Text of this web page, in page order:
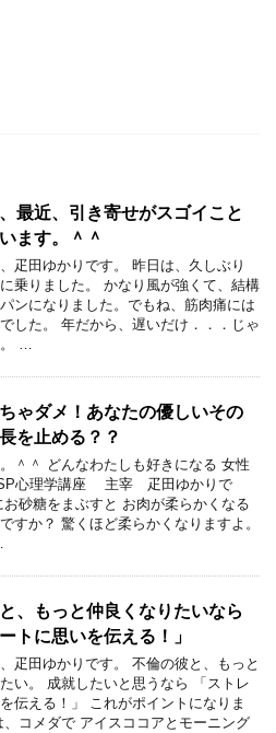
最近、引き寄せがスゴイこと
ます。＾＾
疋田ゆかりです。 昨日は、久しぶり
乗りました。 かなり風が強くて、結構
ンになりました。でもね、筋肉痛には
した。 年だから、遅いだけ．．．じゃ
。 …
ゃダメ！あなたの優しいその
を止める？？
＾＾ どんなわたしも好きになる 女性
心理学講座 主宰 疋田ゆかりで
砂糖をまぶすと お肉が柔らかくなる
すか？ 驚くほど柔らかくなりますよ。
、もっと仲良くなりたいなら
トに思いを伝える！」
疋田ゆかりです。 不倫の彼と、もっと
い。 成就したいと思うなら 「ストレ
伝える！」 これがポイントになりま
、コメダで アイスココアとモーニング